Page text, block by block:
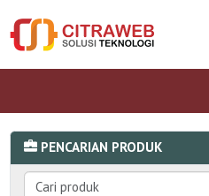
PENCARIAN PRODUK